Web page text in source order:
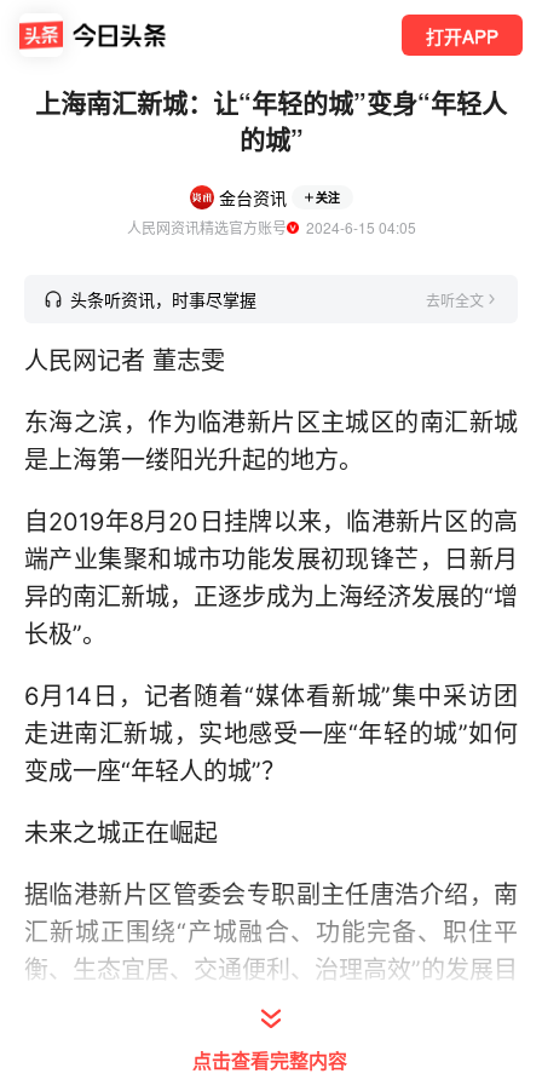
打开APP
上海南汇新城：让“年轻的城”变身“年轻人
的城”
金台资讯 关注
人民网资讯精选官方账号
  2024-6-15 04:05
头条听资讯，时事尽掌握 去听全文
人民网记者 董志雯
东海之滨，作为临港新片区主城区的南汇新城
是上海第一缕阳光升起的地方。
自2019年8月20日挂牌以来，临港新片区的高
端产业集聚和城市功能发展初现锋芒，日新月
异的南汇新城，正逐步成为上海经济发展的“增
长极”。
6月14日，记者随着“媒体看新城”集中采访团
走进南汇新城，实地感受一座“年轻的城”如何
变成一座“年轻人的城”？
未来之城正在崛起
据临港新片区管委会专职副主任唐浩介绍，南
汇新城正围绕“产城融合、功能完备、职住平
衡、生态宜居、交通便利、治理高效”的发展目
标，着力塑造“国际风、未来感、海湖韵”的城
市风貌，全力建设高能级、智慧型、现代化的
点击查看完整内容